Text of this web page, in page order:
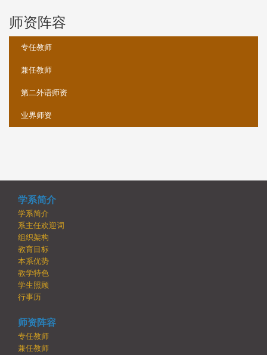
师资阵容
专任教师
兼任教师
第二外语师资
业界师资
学系简介
学系简介
系主任欢迎词
组织架构
教育目标
本系优势
教学特色
学生照顾
行事历
师资阵容
专任教师
兼任教师